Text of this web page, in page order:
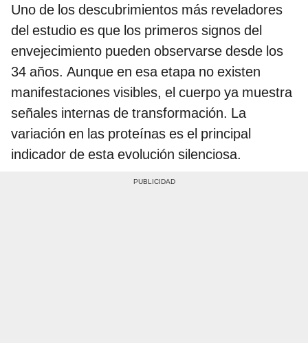
Uno de los descubrimientos más reveladores
del estudio es que los primeros signos del
envejecimiento pueden observarse desde los
34 años. Aunque en esa etapa no existen
manifestaciones visibles, el cuerpo ya muestra
señales internas de transformación. La
variación en las proteínas es el principal
indicador de esta evolución silenciosa.